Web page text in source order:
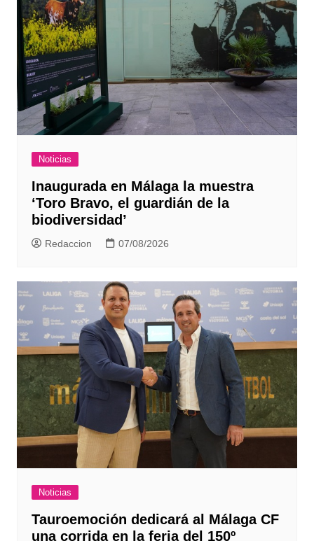
Noticias
Inaugurada en Málaga la muestra
‘Toro Bravo, el guardián de la
biodiversidad’
Redaccion 07/08/2026
Noticias
Tauroemoción dedicará al Málaga CF
una corrida en la feria del 150º